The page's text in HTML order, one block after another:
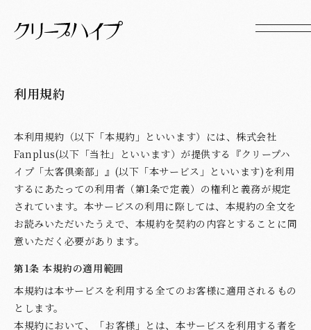
利用規約
本利用規約（以下「本規約」といいます）には、株式会社
Fanplus(以下「当社」といいます）が提供する『クリープハ
イプ「太客倶楽部」』(以下「本サービス」といいます)を利用
するにあたっての利用者（第1条で定義）の権利と義務が規定
されています。本サービスの利用に際しては、本規約の全文を
お読みいただいたうえで、本規約を契約の内容とすることに同
意いただく必要があります。
第1条 本規約の適用範囲
本規約は本サービスを利用する全てのお客様に適用されるもの
とします。
本規約において、「お客様」とは、本サービスを利用する者を